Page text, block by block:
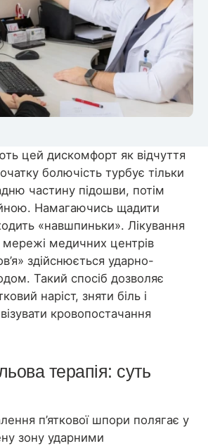
цей дискомфорт як відчуття
болючість турбує тільки
частину підошви, потім
Намагаючись щадити
«навшпиньки». Лікування
мережі медичних центрів
здійснюється ударно-
Такий спосіб дозволяє
наріст, зняти біль і
кровопостачання
терапія: суть
п’яткової шпори полягає у
зону ударними